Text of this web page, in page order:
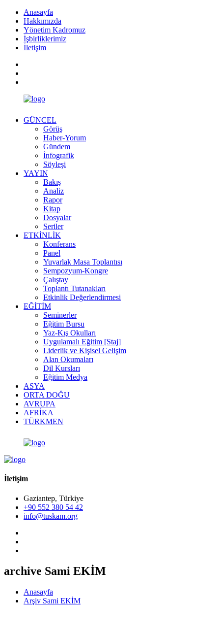
Anasayfa
Hakkımızda
Yönetim Kadromuz
İşbirliklerimiz
İletişim
GÜNCEL
Görüş
Haber-Yorum
Gündem
İnfografik
Söyleşi
YAYIN
Bakış
Analiz
Rapor
Kitap
Dosyalar
Seriler
ETKİNLİK
Konferans
Panel
Yuvarlak Masa Toplantısı
Sempozyum-Kongre
Çalıştay
Toplantı Tutanakları
Etkinlik Değerlendirmesi
EĞİTİM
Seminerler
Eğitim Bursu
Yaz-Kış Okulları
Uygulamalı Eğitim [Staj]
Liderlik ve Kişisel Gelişim
Alan Okumaları
Dil Kursları
Eğitim Medya
ASYA
ORTA DOĞU
AVRUPA
AFRİKA
TÜRKMEN
İletişim
Gaziantep, Türkiye
+90 552 380 54 42
info@tuskam.org
archive Sami EKİM
Anasayfa
Arşiv Sami EKİM